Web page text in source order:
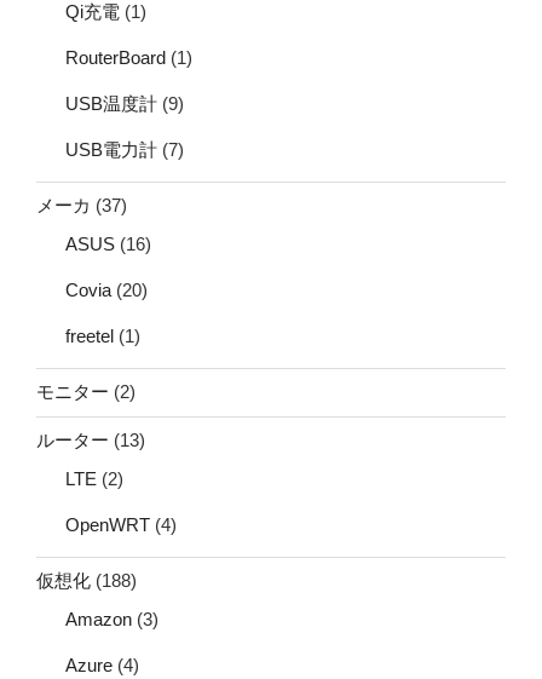
Qi充電 (1)
RouterBoard (1)
USB温度計 (9)
USB電力計 (7)
メーカ (37)
ASUS (16)
Covia (20)
freetel (1)
モニター (2)
ルーター (13)
LTE (2)
OpenWRT (4)
仮想化 (188)
Amazon (3)
Azure (4)